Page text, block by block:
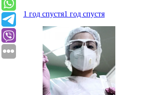
1 год спустя1 год спустя